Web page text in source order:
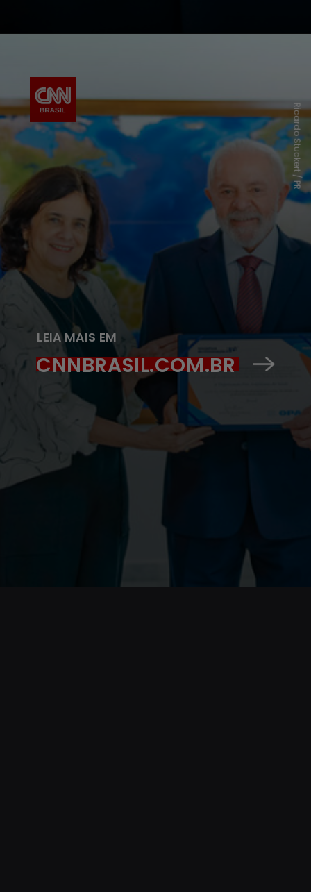
Ricardo Stuckert / PR
LEIA MAIS EM
CNNBRASIL.COM.BR